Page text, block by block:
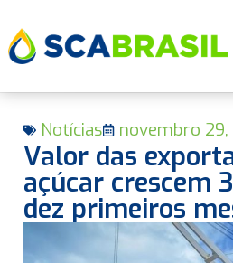
Notícias novembro
Valor das
açúcar crescem
dez primeiros